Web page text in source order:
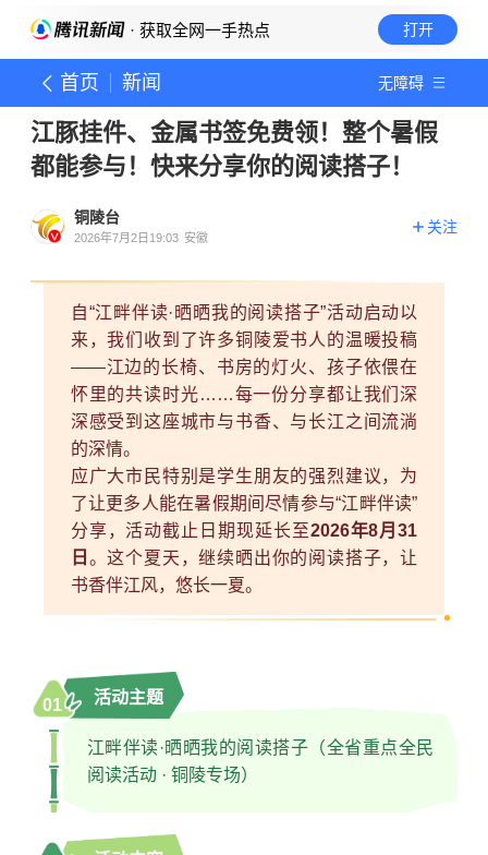
· 获取全网一手热点 打开
首页 新闻 无障碍
江豚挂件、金属书签免费领！整个暑假
都能参与！快来分享你的阅读搭子！
铜陵台
2026年7月2日19:03 安徽
关注
自“江畔伴读·晒晒我的阅读搭子”活动启动以
来，我们收到了许多铜陵爱书人的温暖投稿
——江边的长椅、书房的灯火、孩子依偎在
怀里的共读时光……每一份分享都让我们深
深感受到这座城市与书香、与长江之间流淌
的深情。
应广大市民特别是学生朋友的强烈建议，为
了让更多人能在暑假期间尽情参与“江畔伴读”
分享，活动截止日期现延长至2026年8月31
日 。这个夏天，继续晒出你的阅读搭子，让
书香伴江风，悠长一夏。
01 活动主题
江畔伴读·晒晒我的阅读搭子（全省重点全民
阅读活动 · 铜陵专场）